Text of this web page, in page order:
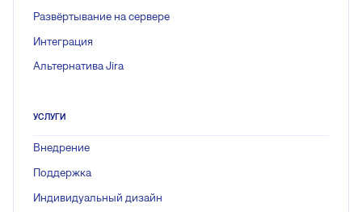
Развёртывание на сервере
Интеграция
Альтернатива Jira
УСЛУГИ
Внедрение
Поддержка
Индивидуальный дизайн